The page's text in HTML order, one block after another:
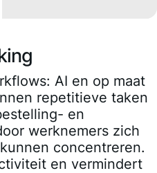
AI en op maat
repetitieve taken
en
werknemers zich
concentreren.
en vermindert